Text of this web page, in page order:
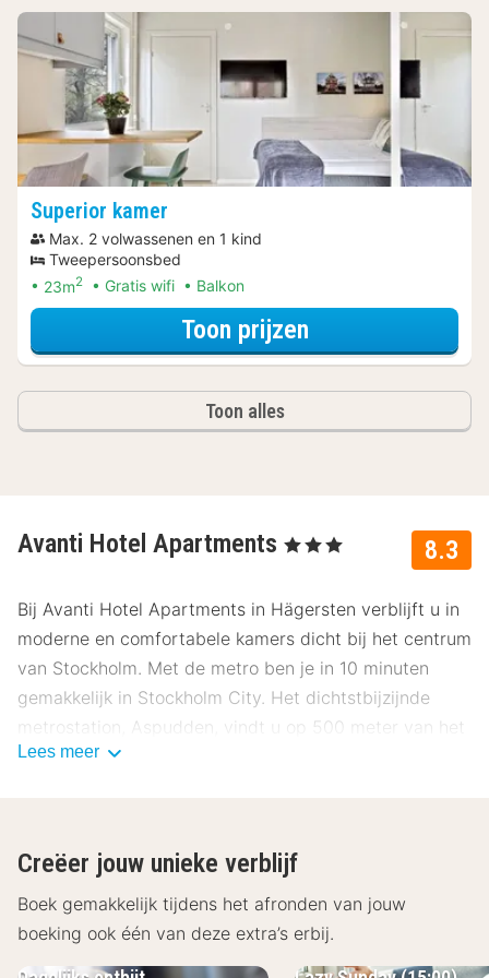
Superior kamer
Max. 2 volwassenen en 1 kind
Tweepersoonsbed
23m2 Gratis wifi Balkon
Toon prijzenvoor Late
Toon alles
8.3
Avanti Hotel Apartments , 3 Sterren
Bij Avanti Hotel Apartments in Hägersten verblijft u in
moderne en comfortabele kamers dicht bij het centrum
van Stockholm. Met de metro ben je in 10 minuten
gemakkelijk in Stockholm City. Het dichtstbijzijnde
metrostation, Aspudden, vindt u op 500 meter van het
hotel, maar ook de metrostations Telefonplan en
allemaal uitgerust met een kitchenette met moderne
gemakken zoals een koelkast, een fornuis, een
magnetron, een vaatwasser en een waterkoker. Los
van de keuken kun je gezellig op de bank voor de tv
Lees meer
Creëer jouw unieke verblijf
Boek gemakkelijk tijdens het afronden van jouw
boeking ook één van deze extra’s erbij.